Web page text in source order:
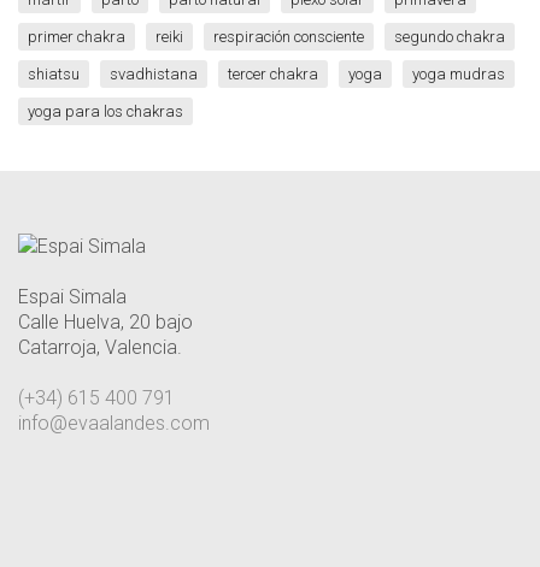
primer chakra reiki respiración consciente segundo chakra
shiatsu svadhistana tercer chakra yoga yoga mudras
yoga para los chakras
Espai Simala
Calle Huelva, 20 bajo
Catarroja, Valencia.
(+34) 615 400 791
info@evaalandes.com